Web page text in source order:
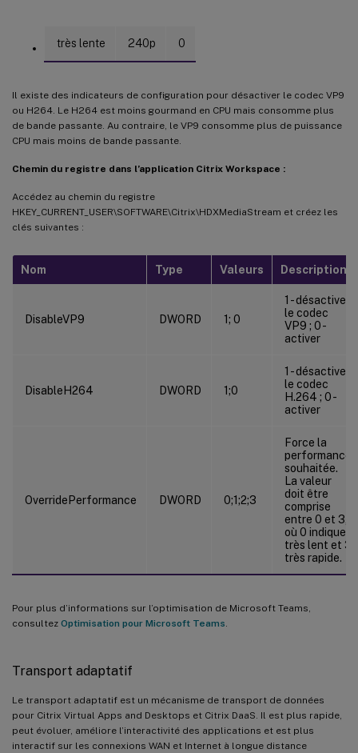
très lente 240p 0
Il existe des indicateurs de configuration pour désactiver le codec VP9
ou H264. Le H264 est moins gourmand en CPU mais consomme plus
de bande passante. Au contraire, le VP9 consomme plus de puissance
CPU mais moins de bande passante.
Chemin du registre dans l’application Citrix Workspace :
Accédez au chemin du registre
HKEY_CURRENT_USER\SOFTWARE\Citrix\HDXMediaStream et créez les
clés suivantes :
Nom Type Valeurs Description
DisableVP9 DWORD 1; 0
1 - désactiver
le codec
VP9 ; 0 -
activer
DisableH264 DWORD 1;0
1 - désactiver
le codec
H.264 ; 0 -
activer
OverridePerformance DWORD 0;1;2;3
Force la
performance
souhaitée.
La valeur
doit être
comprise
entre 0 et 3,
où 0 indique
très lent et 3
très rapide.
Pour plus d’informations sur l’optimisation de Microsoft Teams,
consultez Optimisation pour Microsoft Teams.
Transport adaptatif
Le transport adaptatif est un mécanisme de transport de données
pour Citrix Virtual Apps and Desktops et Citrix DaaS. Il est plus rapide,
peut évoluer, améliore l’interactivité des applications et est plus
interactif sur les connexions WAN et Internet à longue distance